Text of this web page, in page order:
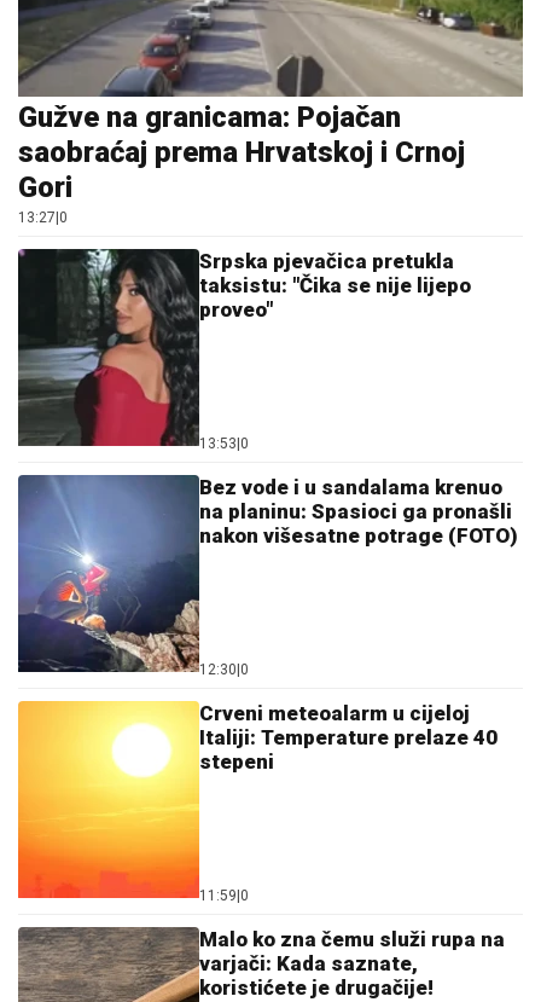
Gužve na granicama: Pojačan
saobraćaj prema Hrvatskoj i Crnoj
Gori
13:27 0
Srpska pjevačica pretukla
taksistu: "Čika se nije lijepo
proveo"
13:53 0
Bez vode i u sandalama krenuo
na planinu: Spasioci ga pronašli
nakon višesatne potrage (FOTO)
12:30 0
Crveni meteoalarm u cijeloj
Italiji: Temperature prelaze 40
stepeni
11:59 0
Malo ko zna čemu služi rupa na
varjači: Kada saznate,
koristićete je drugačije!